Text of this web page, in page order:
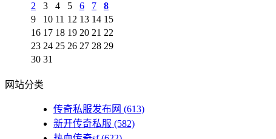
2
3 4 5 6 7
8
9
10 11 12 13 14 15
16 17 18 19 20 21 22
23 24 25 26 27 28 29
30 31
网站分类
传奇私服发布网 (613)
新开传奇私服 (582)